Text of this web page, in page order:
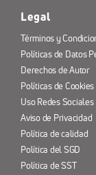
Legal
Términos y
Políticas de Datos
Derechos de Autor
Políticas de Cookies
Uso Redes Sociales
Aviso de Privacidad
Política de calidad
Política del SGD
Política de SST